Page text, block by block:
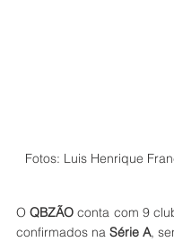
Fotos: Luis Henrique
O QBZÃO conta com 9
confirmados na Série A,